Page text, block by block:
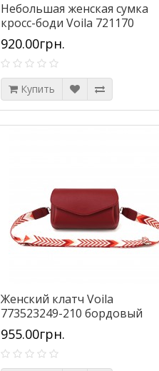
Небольшая женская сумка
кросс-боди Voila 721170
черная
920.00грн.
Купить
Женский клатч Voila
773523249-210 бордовый
955.00грн.